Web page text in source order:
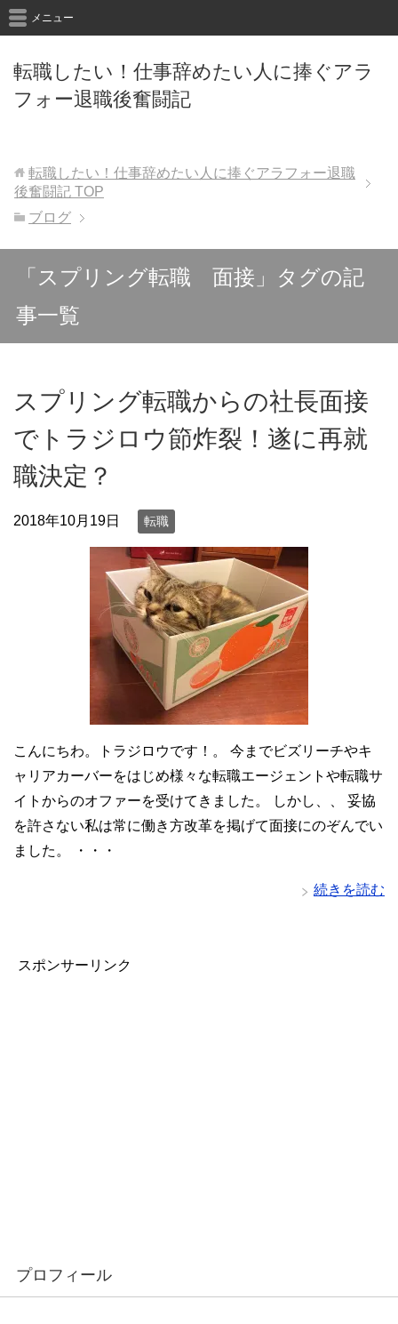
転職したい！仕事辞めたい人に捧ぐアラ
フォー退職後奮闘記
メニュー
転職したい！仕事辞めたい人に捧ぐアラフォー退職
後奮闘記 TOP
ブログ
「スプリング転職 面接」タグの記
事一覧
スプリング転職からの社長面接
でトラジロウ節炸裂！遂に再就
職決定？
2018年10月19日 転職
こんにちわ。トラジロウです！。 今までビズリーチやキ
ャリアカーバーをはじめ様々な転職エージェントや転職サ
イトからのオファーを受けてきました。 しかし、、 妥協
を許さない私は常に働き方改革を掲げて面接にのぞんでい
ました。 ・・・
続きを読む
スポンサーリンク
プロフィール